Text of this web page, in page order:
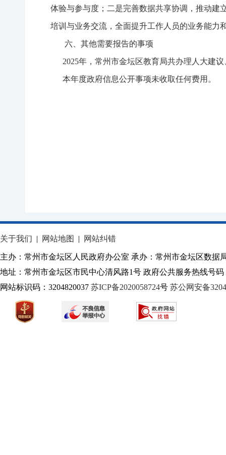
体验与参与度；二是完善数据共享协调，推动建
培训与业务交流，全面提升工作人员的业务能力
六、其他需要报告的事项
2025年，常州市金坛区教育局共办理人大建议
本年度政府信息公开事项未收取任何费用。
关于我们 | 网站地图 | 网站纠错
主办：常州市金坛区人民政府办公室 承办：常州市金坛区数据
地址：常州市金坛区市民中心清风路1号 政府公共服务热线号码
网站标识码：3204820037 苏ICP备2020058724号 苏公网安备